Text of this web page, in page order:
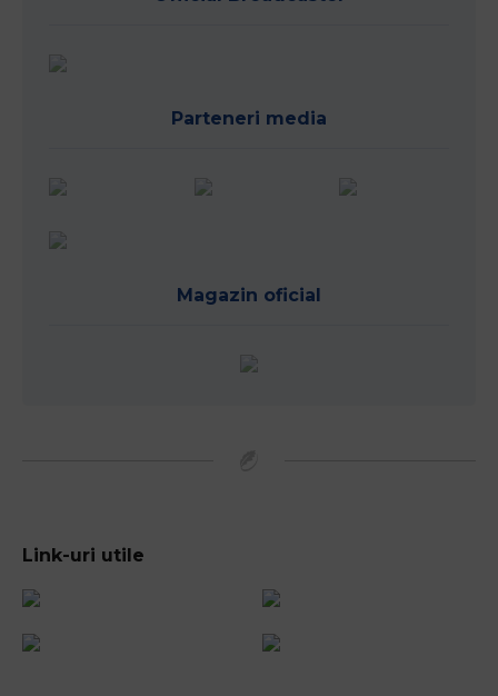
Parteneri media
Magazin oficial
Link-uri utile